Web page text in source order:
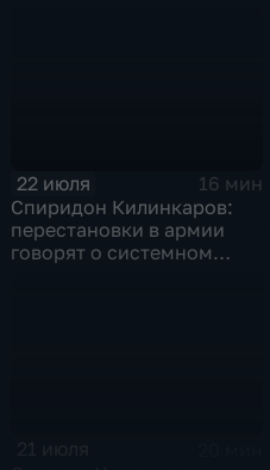
22 июля
16 мин
Спиридон Килинкаров:
перестановки в армии
говорят о системном